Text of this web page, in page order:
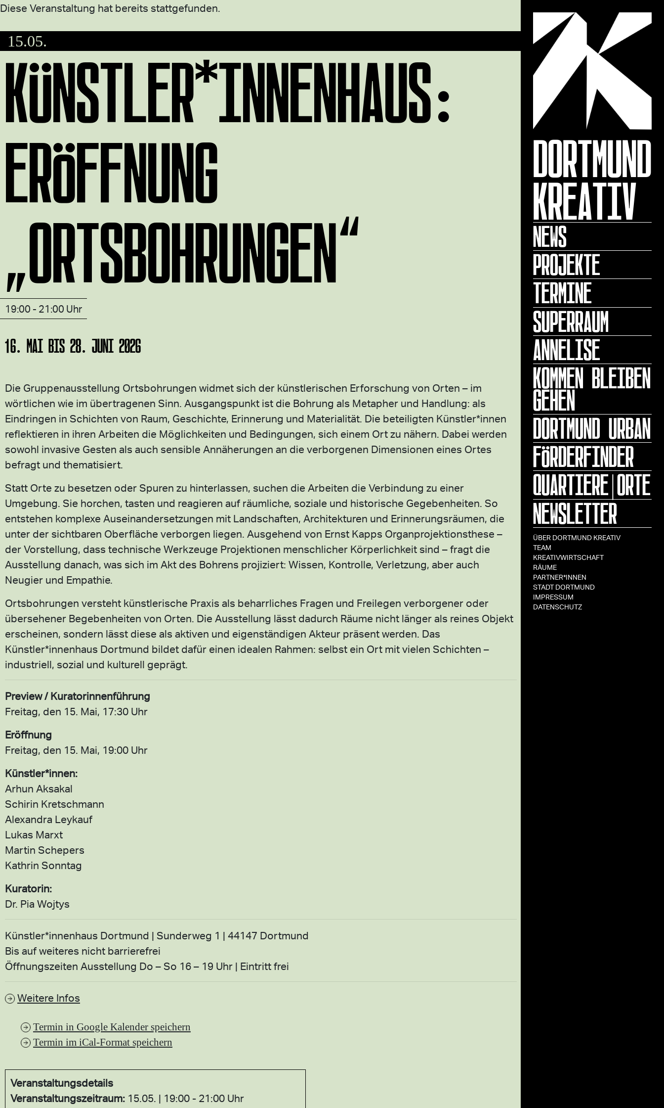
DORTMUND
KREATIV
NEWS
PROJEKTE
TERMINE
SUPERRAUM
ANNELISE
KOMMEN BLEIBEN
GEHEN
DORTMUND URBAN
FÖRDERFINDER
QUARTIERE|ORTE
NEWSLETTER
ÜBER DORTMUND KREATIV
TEAM
KREATIVWIRTSCHAFT
RÄUME
PARTNER*INNEN
STADT DORTMUND
IMPRESSUM
DATENSCHUTZ
Diese Veranstaltung hat bereits stattgefunden.
15.05.
KÜNSTLER*INNENHAUS:
ERÖFFNUNG
„ORTSBOHRUNGEN“
19:00 - 21:00 Uhr
16. MAI BIS 28. JUNI 2026
Die Gruppenausstellung Ortsbohrungen widmet sich der künstlerischen Erforschung von Orten – im
wörtlichen wie im übertragenen Sinn. Ausgangspunkt ist die Bohrung als Metapher und Handlung: als
Eindringen in Schichten von Raum, Geschichte, Erinnerung und Materialität. Die beteiligten Künstler*innen
reflektieren in ihren Arbeiten die Möglichkeiten und Bedingungen, sich einem Ort zu nähern. Dabei werden
sowohl invasive Gesten als auch sensible Annäherungen an die verborgenen Dimensionen eines Ortes
befragt und thematisiert.
Statt Orte zu besetzen oder Spuren zu hinterlassen, suchen die Arbeiten die Verbindung zu einer
Umgebung. Sie horchen, tasten und reagieren auf räumliche, soziale und historische Gegebenheiten. So
entstehen komplexe Auseinandersetzungen mit Landschaften, Architekturen und Erinnerungsräumen, die
unter der sichtbaren Oberfläche verborgen liegen. Ausgehend von Ernst Kapps Organprojektionsthese –
der Vorstellung, dass technische Werkzeuge Projektionen menschlicher Körperlichkeit sind – fragt die
Ausstellung danach, was sich im Akt des Bohrens projiziert: Wissen, Kontrolle, Verletzung, aber auch
Neugier und Empathie.
Ortsbohrungen versteht künstlerische Praxis als beharrliches Fragen und Freilegen verborgener oder
übersehener Begebenheiten von Orten. Die Ausstellung lässt dadurch Räume nicht länger als reines Objekt
erscheinen, sondern lässt diese als aktiven und eigenständigen Akteur präsent werden. Das
Künstler*innenhaus Dortmund bildet dafür einen idealen Rahmen: selbst ein Ort mit vielen Schichten –
industriell, sozial und kulturell geprägt.
Preview / Kuratorinnenführung
Freitag, den 15. Mai, 17:30 Uhr
Eröffnung
Freitag, den 15. Mai, 19:00 Uhr
Künstler*innen:
Arhun Aksakal
Schirin Kretschmann
Alexandra Leykauf
Lukas Marxt
Martin Schepers
Kathrin Sonntag
Kuratorin:
Dr. Pia Wojtys
Künstler*innenhaus Dortmund | Sunderweg 1 | 44147 Dortmund
Bis auf weiteres nicht barrierefrei
Öffnungszeiten Ausstellung Do – So 16 – 19 Uhr | Eintritt frei
Weitere Infos
Termin in Google Kalender speichern
Termin im iCal-Format speichern
Veranstaltungsdetails
Veranstaltungszeitraum: 15.05. | 19:00 - 21:00 Uhr